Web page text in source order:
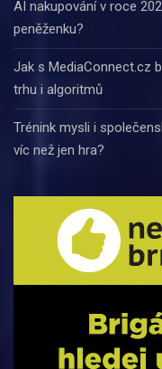
AI nakupování v roce
peněženku?
Jak s MediaConnect.cz
trhu i algoritmů
Trénink mysli i
víc než jen hra?